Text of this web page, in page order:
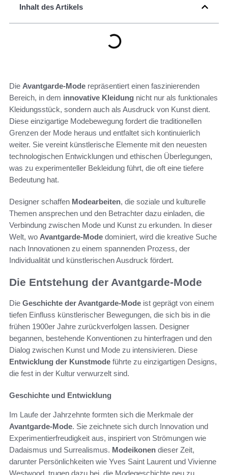
Inhalt des Artikels
Die Avantgarde-Mode repräsentiert einen faszinierenden
Bereich, in dem innovative Kleidung nicht nur als funktionales
Kleidungsstück, sondern auch als Ausdruck von Kunst dient.
Diese einzigartige Modebewegung fordert die traditionellen
Grenzen der Mode heraus und entfaltet sich kontinuierlich
weiter. Sie vereint künstlerische Elemente mit den neuesten
technologischen Entwicklungen und ethischen Überlegungen,
was zu experimenteller Bekleidung führt, die oft eine tiefere
Bedeutung hat.
Designer schaffen Modearbeiten, die soziale und kulturelle
Themen ansprechen und den Betrachter dazu einladen, die
Verbindung zwischen Mode und Kunst zu erkunden. In dieser
Welt, wo Avantgarde-Mode dominiert, wird die kreative Suche
nach Innovationen zu einem spannenden Prozess, der
Individualität und künstlerischen Ausdruck fördert.
Die Entstehung der Avantgarde-Mode
Die Geschichte der Avantgarde-Mode ist geprägt von einem
tiefen Einfluss künstlerischer Bewegungen, die sich bis in die
frühen 1900er Jahre zurückverfolgen lassen. Designer
begannen, bestehende Konventionen zu hinterfragen und den
Dialog zwischen Kunst und Mode zu intensivieren. Diese
Entwicklung der Kunstmode führte zu einzigartigen Designs,
die fest in der Kultur verwurzelt sind.
Geschichte und Entwicklung
Im Laufe der Jahrzehnte formten sich die Merkmale der
Avantgarde-Mode. Sie zeichnete sich durch Innovation und
Experimentierfreudigkeit aus, inspiriert von Strömungen wie
Dadaismus und Surrealismus. Modeikonen dieser Zeit,
darunter Persönlichkeiten wie Yves Saint Laurent und Vivienne
Westwood, trugen dazu bei, die Modegeschichte neu zu